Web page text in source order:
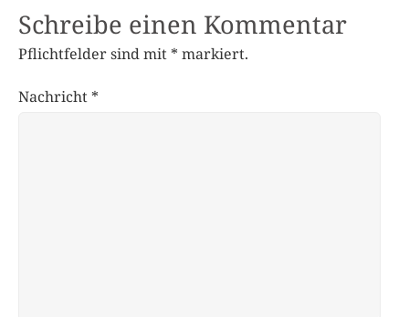
Schreibe einen Kommentar
Pflichtfelder sind mit * markiert.
Nachricht *